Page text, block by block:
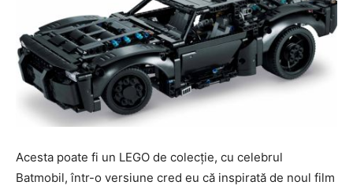
Acesta poate fi un LEGO de colecţie, cu celebrul
Batmobil, într-o versiune cred eu că inspirată de noul film